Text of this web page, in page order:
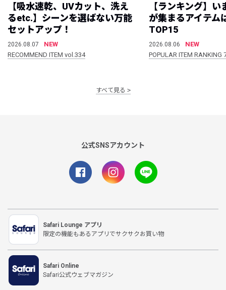
【吸水速乾、UVカット、洗え
るetc.】シーンを選ばない万能
セットアップ！
2026.08.07
NEW
RECOMMEND ITEM vol.334
【ランキング】
が集まるアイテム
TOP15
2026.08.06
NEW
POPULAR ITEM
すべて見る
公式SNSアカウント
Safari Lounge アプリ
限定の機能もあるアプリでサクサクお買い物
Safari Online
Safari公式ウェブマガジン